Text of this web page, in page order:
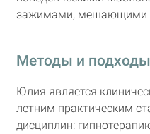
зажимами, мешающими
Методы и
Юлия является
летним практическим
дисциплин: